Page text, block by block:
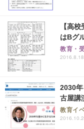
【高
はBグ
教育・
2030
古屋講
教育イ